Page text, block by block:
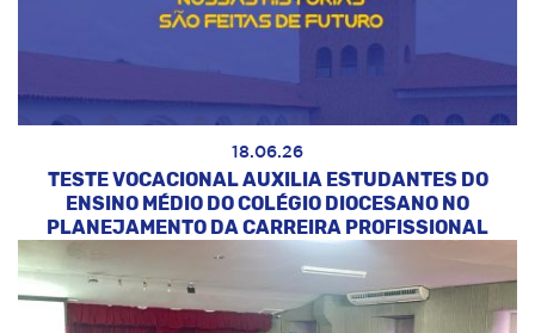
18.06.26
TESTE VOCACIONAL AUXILIA ESTUDANTES DO
ENSINO MÉDIO DO COLÉGIO DIOCESANO NO
PLANEJAMENTO DA CARREIRA PROFISSIONAL